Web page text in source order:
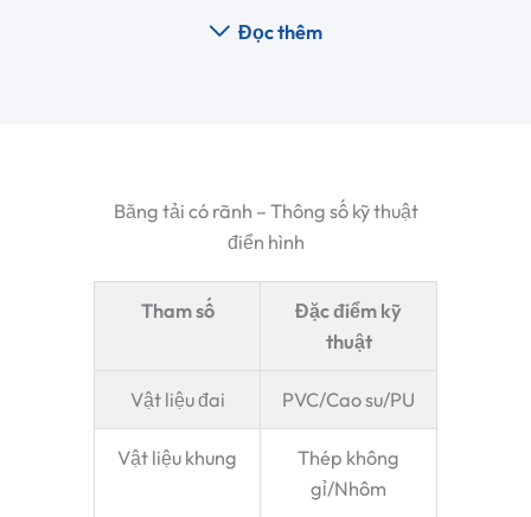
Đọc thêm
Băng tải có rãnh – Thông số kỹ thuật
điển hình
Tham số
Đặc điểm kỹ
thuật
Vật liệu đai PVC/Cao su/PU
Vật liệu khung
Thép không
gỉ/Nhôm